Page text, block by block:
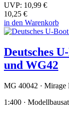
UVP: 10,99 €
10,25 €
in den Warenkorb
Deutsches
und WG42
MG 40042 · Mirage
1:400 ·